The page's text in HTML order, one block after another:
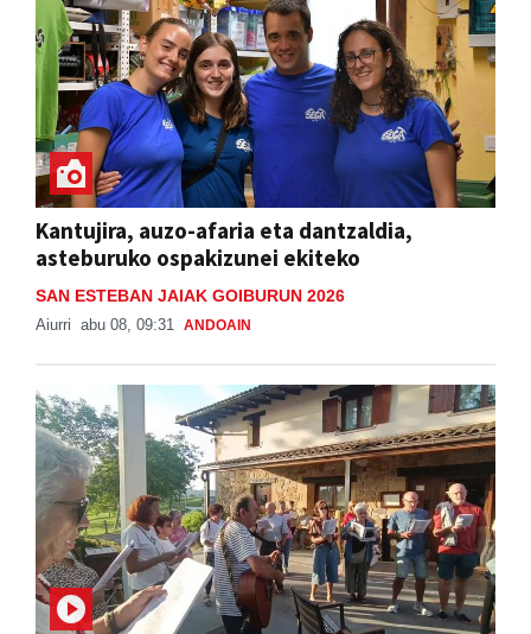
Kantujira, auzo-afaria eta dantzaldia,
asteburuko ospakizunei ekiteko
SAN ESTEBAN JAIAK GOIBURUN 2026
Aiurri abu 08, 09:31 ANDOAIN